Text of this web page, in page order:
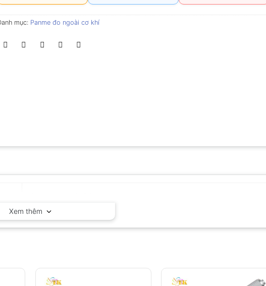
mục: Panme đo ngoài cơ khí
Xem thêm